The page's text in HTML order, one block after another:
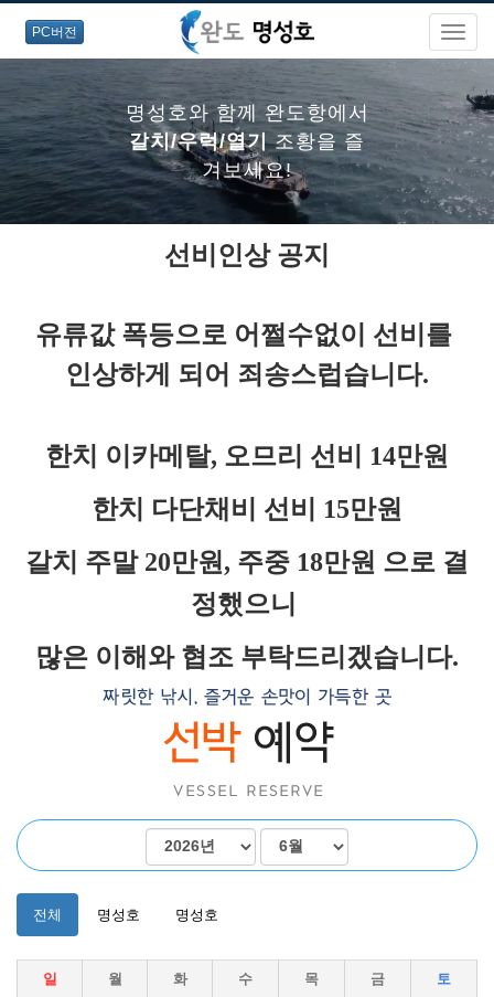
PC버전
명성호와 함께 완도항에서
갈치/우럭/열기조황을 즐
겨보세요!
겨보세요!
명성호와 함께 완도항에서
갈치/우럭/열기조황을 즐
겨보세요!
명성호와 함께 완도항에서
겨보세요!
선비인상 공지
유류값 폭등으로 어쩔수없이 선비를
인상하게 되어 죄송스럽습니다.
한치 이카메탈, 오므리 선비 14만원
한치 다단채비 선비 15만원
갈치 주말 20만원, 주중 18만원 으로 결
정했으니
많은 이해와 협조 부탁드리겠습니다.
전체 명성호 명성호
일 월 화 수 목 금 토